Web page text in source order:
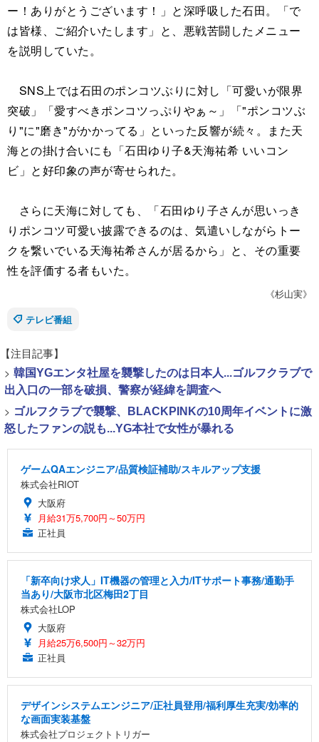
ー！ありがとうございます！」と深呼吸した石田。「で
は皆様、ご紹介いたします」と、悪戦苦闘したメニュー
を説明していた。
SNS上では石田のポンコツぶりに対し「可愛いが限界
突破」「愛すべきポンコツっぷりやぁ～」「"ポンコツぶ
り"に"磨き"がかかってる」といった反響が続々。また天
海との掛け合いにも「石田ゆり子&天海祐希 いいコン
ビ」と好印象の声が寄せられた。
さらに天海に対しても、「石田ゆり子さんが思いっき
りポンコツ可愛い披露できるのは、気遣いしながらトー
クを繋いでいる天海祐希さんが居るから」と、その重要
性を評価する者もいた。
《杉山実》
テレビ番組
【注目記事】
> 韓国YGエンタ社屋を襲撃したのは日本人...ゴルフクラブで
出入口の一部を破損、警察が経緯を調査へ
> ゴルフクラブで襲撃、BLACKPINKの10周年イベントに激
怒したファンの説も...YG本社で女性が暴れる
ゲームQAエンジニア/品質検証補助/スキルアップ支援
株式会社RIOT
大阪府
月給31万5,700円～50万円
正社員
「新卒向け求人」IT機器の管理と入力/ITサポート事務/通勤手
当あり/大阪市北区梅田2丁目
株式会社LOP
大阪府
月給25万6,500円～32万円
正社員
デザインシステムエンジニア/正社員登用/福利厚生充実/効率的
な画面実装基盤
株式会社プロジェクトトリガー